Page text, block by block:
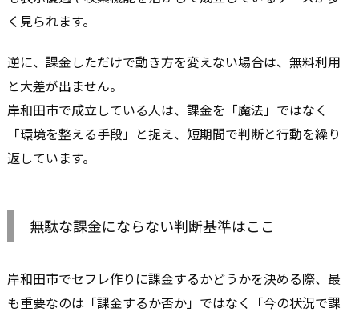
く見られます。
逆に、課金しただけで動き方を変えない場合は、無料利用
と大差が出ません。
岸和田市で成立している人は、課金を「魔法」ではなく
「環境を整える手段」と捉え、短期間で判断と行動を繰り
返しています。
無駄な課金にならない判断基準はここ
岸和田市でセフレ作りに課金するかどうかを決める際、最
も重要なのは「課金するか否か」ではなく「今の状況で課